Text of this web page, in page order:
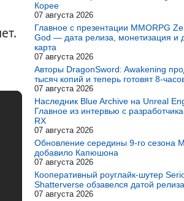
Корее
07 августа 2026
Главное с презентации MMORPG
God — дата релиза, монетизация и
карта
07 августа 2026
Авторы DragonSword: Awakening
тысяч копий и теперь готовят 8-
07 августа 2026
Наследник Blue Archive на Unreal
Главное из интервью с
RX
07 августа 2026
Обновление середины 9-го сезона
добавило Капюшона
07 августа 2026
Кооперативный роуглайк-шутер
Shatterverse обзавелся датой релиза
07 августа 2026